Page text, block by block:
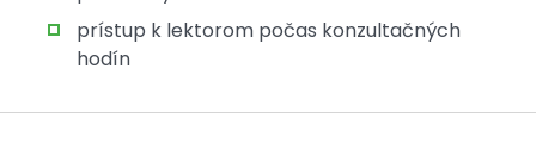
prístup k lektorom počas konzultačných
hodín